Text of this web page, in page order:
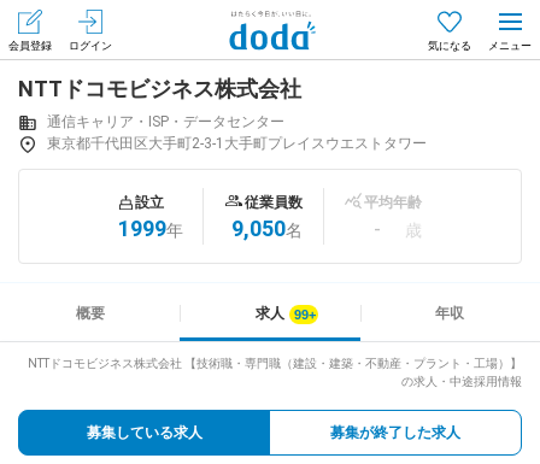
会員登録 ログイン 気になる
会員登録（無料）
はじめてdodaをご利用される方へ
求人を紹介してもらう
イベント
NTTドコモビジネス株式会社
通信キャリア・ISP・データセンター
東京都千代田区大手町2-3-1大手町プレイスウエストタワー
設立
1999年
従業員数
9,050名
平均年齢
- 歳
概要 求人 年収
NTTドコモビジネス株式会社 【技術職・専門職（建設・建築・不動産・プラント・工場）】
の求人・中途採用情報
募集している求人 募集が終了した求人